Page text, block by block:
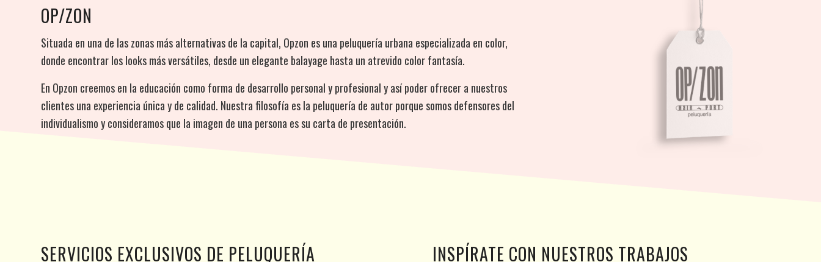
OP/ZON
Situada en una de las zonas más alternativas de la capital, Opzon es una peluquería urbana especializada en color,
donde encontrar los looks más versátiles, desde un elegante balayage hasta un atrevido color fantasía.
En Opzon creemos en la educación como forma de desarrollo personal y profesional y así poder ofrecer a nuestros
clientes una experiencia única y de calidad. Nuestra filosofía es la peluquería de autor porque somos defensores del
individualismo y consideramos que la imagen de una persona es su carta de presentación.
SERVICIOS EXCLUSIVOS DE PELUQUERÍA INSPÍRATE CON NUESTROS TRABAJOS